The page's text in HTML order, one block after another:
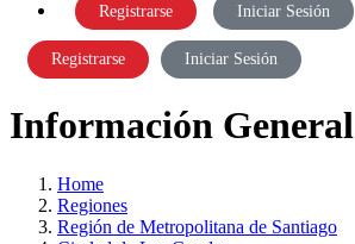
Registrarse Iniciar Sesión
Registrarse Iniciar Sesión
Información General
Home
Regiones
Región de Metropolitana de Santiago